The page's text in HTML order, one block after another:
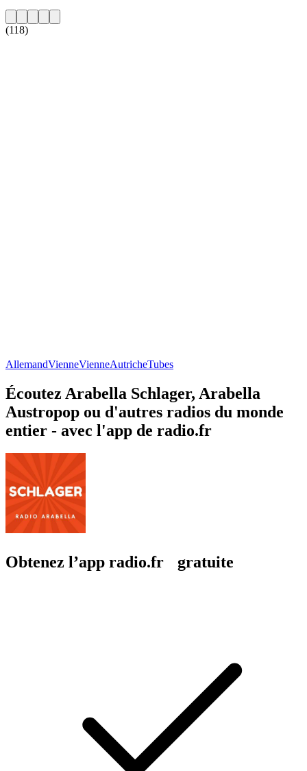
(118)
AllemandVienneVienneAutricheTubes
Écoutez Arabella Schlager, Arabella
Austropop ou d'autres radios du monde
entier - avec l'app de radio.fr
Obtenez l’app radio.fr gratuite